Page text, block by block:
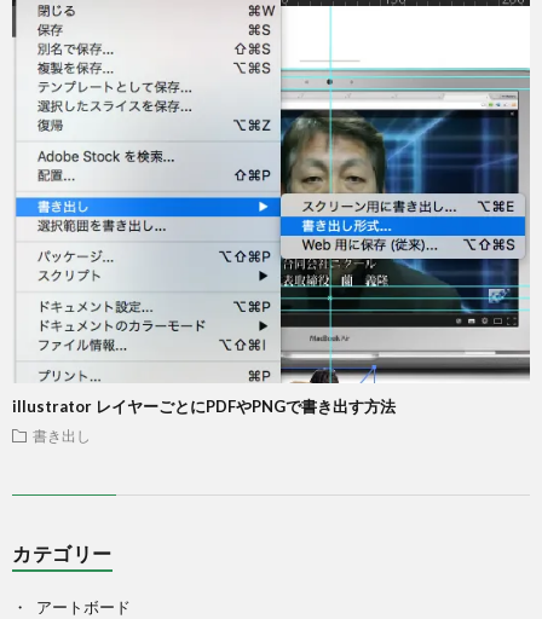
illustrator レイヤーごとにPDFやPNGで書き出す方法
書き出し
カテゴリー
アートボード